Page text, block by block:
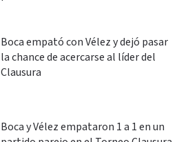
Boca empató con Vélez y dejó pasar
la chance de acercarse al líder del
Clausura
Boca y Vélez empataron 1 a 1 en un